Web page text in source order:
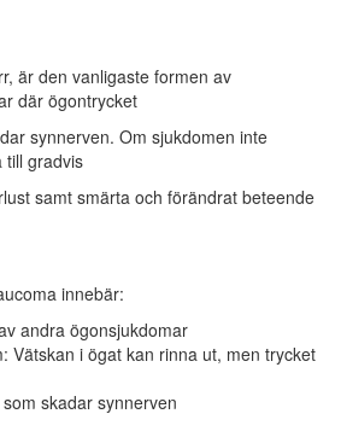
är den vanligaste formen av
där ögontrycket
synnerven. Om sjukdomen inte
till gradvis
samt smärta och förändrat beteende
innebär:
andra ögonsjukdomar
Vätskan i ögat kan rinna ut, men trycket
skadar synnerven